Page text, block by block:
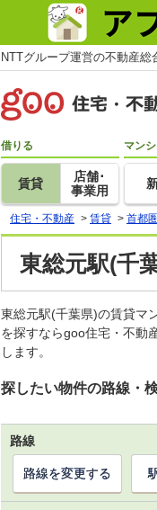
NTTグループ運営の不動産
借りる
賃貸
店舗･
事業用
マン
住宅・不動産 > 賃貸 > 首都圏
東総元駅(千
東総元駅(千葉県)の賃貸マ
を探すならgoo住宅・不動
します。
探したい物件の路線・
路線
路線を変更する